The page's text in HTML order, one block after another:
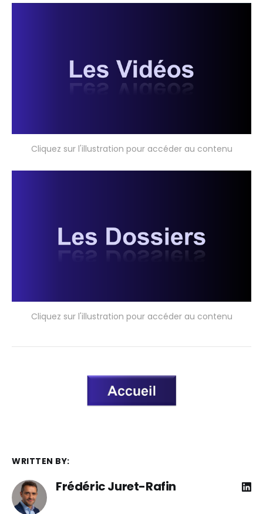
Cliquez sur l'illustration pour accéder au contenu
Cliquez sur l'illustration pour accéder au contenu
WRITTEN BY:
Frédéric Juret-Rafin